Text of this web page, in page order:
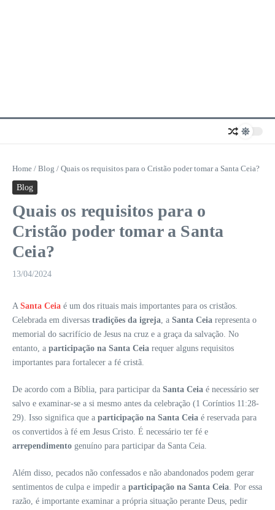
Home / Blog / Quais os requisitos para o Cristão poder tomar a Santa Ceia?
Blog
Quais os requisitos para o
Cristão poder tomar a Santa
Ceia?
13/04/2024
A Santa Ceia é um dos rituais mais importantes para os cristãos.
Celebrada em diversas tradições da igreja, a Santa Ceia representa o
memorial do sacrifício de Jesus na cruz e a graça da salvação. No
entanto, a participação na Santa Ceia requer alguns requisitos
importantes para fortalecer a fé cristã.
De acordo com a Bíblia, para participar da Santa Ceia é necessário ser
salvo e examinar-se a si mesmo antes da celebração (1 Coríntios 11:28-
29). Isso significa que a participação na Santa Ceia é reservada para
os convertidos à fé em Jesus Cristo. É necessário ter fé e
arrependimento genuíno para participar da Santa Ceia.
Além disso, pecados não confessados e não abandonados podem gerar
sentimentos de culpa e impedir a participação na Santa Ceia. Por essa
razão, é importante examinar a própria situação perante Deus, pedir